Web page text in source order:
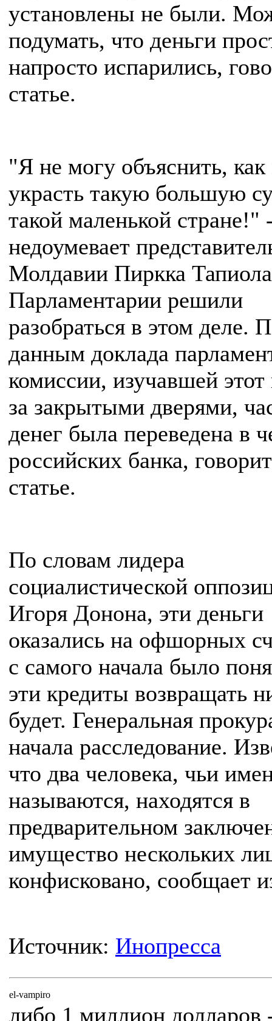
установлены не были.
подумать, что деньги
напросто испарились,
статье.
"Я не могу объяснить,
украсть такую большую
такой маленькой стране!"
недоумевает
Молдавии Пиркка
Парламентарии решили
разобраться в этом деле.
данным доклада
комиссии, изучавшей этот
за закрытыми дверями,
денег была переведена в
российских банка,
статье.
По словам лидера
социалистической
Игоря Донона, эти деньги
оказались на офшорных
с самого начала было
эти кредиты возвращать
будет. Генеральная
начала расследование.
что два человека, чьи
называются, находятся в
предварительном
имущество нескольких
конфисковано, сообщает
Источник: Инопресса
el-vampiro
либо 1 миллион долларов